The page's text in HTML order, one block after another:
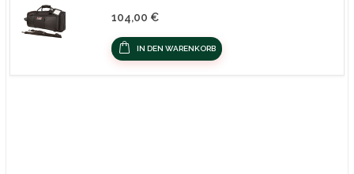
104,00 €
IN DEN WARENKORB